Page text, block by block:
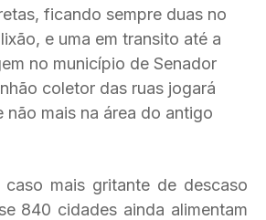
ficando sempre duas no
e uma em transito até a
no município de Senador
coletor das ruas jogará
não mais na área do antigo
mais gritante de descaso
840 cidades ainda alimentam